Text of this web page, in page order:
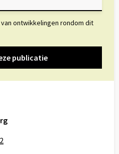
ontwikkelingen rondom dit